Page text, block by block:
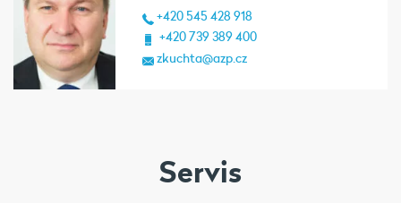
+420 545 428 918
+420 739 389 400
zkuchta@azp.cz
Servis